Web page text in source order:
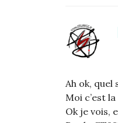
Ah ok, quel
Moi c’est
Ok je vois,